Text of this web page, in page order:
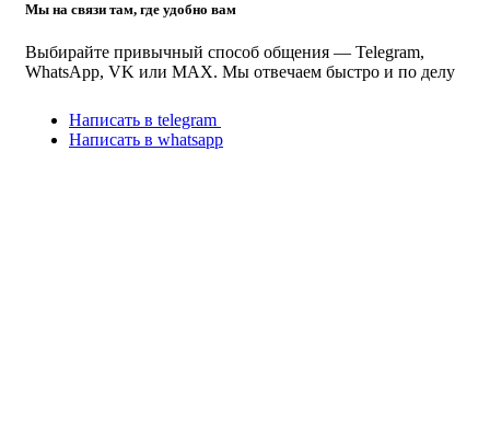
Мы на связи там, где удобно вам
Выбирайте привычный способ общения — Telegram,
WhatsApp, VK или MAX. Мы отвечаем быстро и по делу
Написать в telegram
Написать в whatsapp